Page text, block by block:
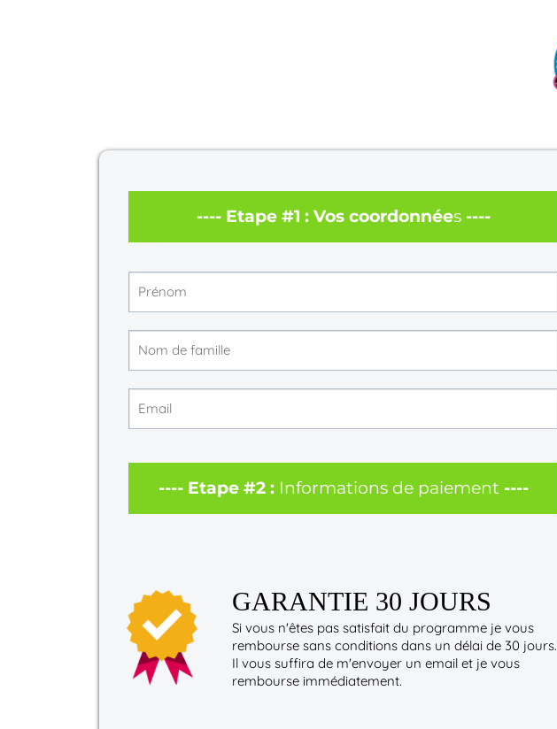
---- Etape #1 : Vos coordonnées ----
---- Etape #2 : Informations de paiement ----
GARANTIE 30 JOURS
Si vous n'êtes pas satisfait du programme je vous
rembourse sans conditions dans un délai de 30 jours.
Il vous suffira de m'envoyer un email et je vous
rembourse immédiatement.